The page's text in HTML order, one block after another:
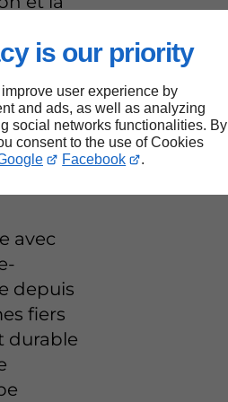
is our priority
user experience by
and ads, as well as analyzing
social networks functionalities. By
consent to the use of Cookies
Facebook .
avec
depuis
fiers
durable